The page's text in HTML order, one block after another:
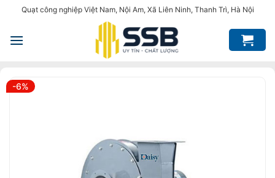
nội
Quạt công nghiệp Việt Nam, Nội Am, Xã Liên Ninh, Thanh Trì, Hà Nội
-6%